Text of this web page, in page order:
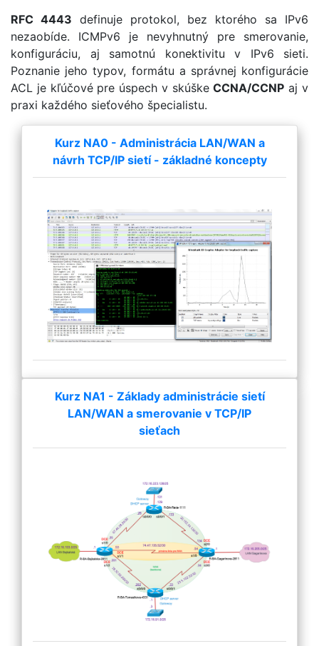
RFC 4443 definuje protokol, bez ktorého sa IPv6
nezaobíde. ICMPv6 je nevyhnutný pre smerovanie,
konfiguráciu, aj samotnú konektivitu v IPv6 sieti.
Poznanie jeho typov, formátu a správnej konfigurácie
ACL je kľúčové pre úspech v skúškeCCNA/CCNP aj v
praxi každého sieťového špecialistu.
Kurz NA0 - Administrácia LAN/WAN a
návrh TCP/IP sietí - základné koncepty
Kurz NA1 - Základy administrácie sietí
LAN/WAN a smerovanie v TCP/IP
sieťach